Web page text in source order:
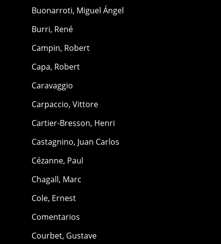
Buonarroti, Miguel Ángel
Burri, René
Campin, Robert
Capa, Robert
Caravaggio
Carpaccio, Vittore
Cartier-Bresson, Henri
Castagnino, Juan Carlos
Cézanne, Paul
Chagall, Marc
Cole, Ernest
Comentarios
Courbet, Gustave